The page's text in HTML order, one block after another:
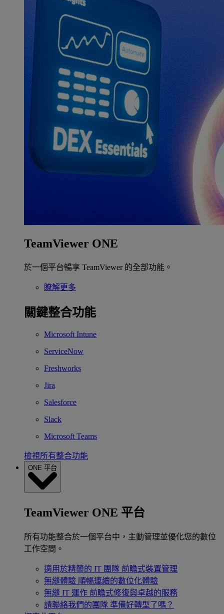
TeamViewer ONE
於一個平台暢享 TeamViewer 的全部功能。
瞭解更多
關鍵整合功能
Microsoft Intune
ServiceNow
Freshworks
Jira
Salesforce
Slack
Microsoft Teams
檢視所有整合功能
ONE 平台
TeamViewer ONE 平台
所有功能整合於一個平台中，主動管理並優化您的數位
工作空間。
適用於精簡的 IT 團隊 前瞻式裝置管理
無縫體驗 順暢連續的數位化體驗
無縫 IT 運作 前瞻式修復與卓越的服務
請聯絡我們的團隊 準備好轉型了嗎？